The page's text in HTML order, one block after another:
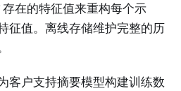
存在的特征值来重构每个示
征值。离线存储维护完整的历
客户支持摘要模型构建训练数